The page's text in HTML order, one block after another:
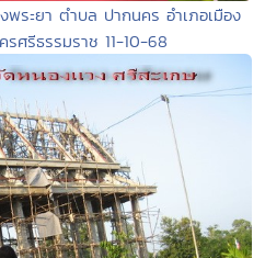
ระยา ตำบล ปากนคร อำเภอเมือง
ศรีธรรมราช 11-10-68